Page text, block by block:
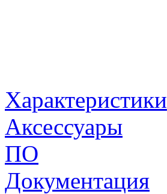
Характеристики
Аксессуары
ПО
Документация